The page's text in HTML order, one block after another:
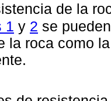
de la
1 y 2 se
la roca como